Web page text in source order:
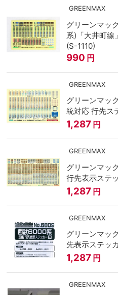
GREENMAX
グリーンマッ
系)「大井町
(S-1110)
990 円
GREENMAX
グリーンマッ
統対応 行先ス
1,287 円
GREENMAX
グリーンマッ
行先表示ステ
1,287 円
GREENMAX
グリーンマッ
先表示ステッ
1,287 円
GREENMAX